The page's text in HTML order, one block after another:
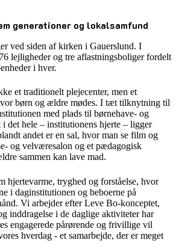
generationer og lokalsamfund
ved siden af kirken i Gauerslund. I
lejligheder og tre aflastningsboliger fordelt
i hver.
et traditionelt plejecenter, men et
børn og ældre mødes. I tæt tilknytning til
med plads til børnehave- og
det hele – institutionens hjerte – ligger
andet er en sal, hvor man se film og
og velværesalon og et pædagogisk
sammen kan lave mad.
hjertevarme, tryghed og forståelse, hvor
i daginstitutionen og beboerne på
Vi arbejder efter Leve Bo-konceptet,
inddragelse i de daglige aktiviteter har
engagerede pårørende og frivillige vil
hverdag - et samarbejde, der er meget